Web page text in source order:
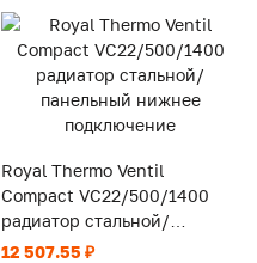
Royal Thermo Ventil
Compact VC22/500/1400
радиатор стальной/
панельный нижнее
12 507.55 ₽